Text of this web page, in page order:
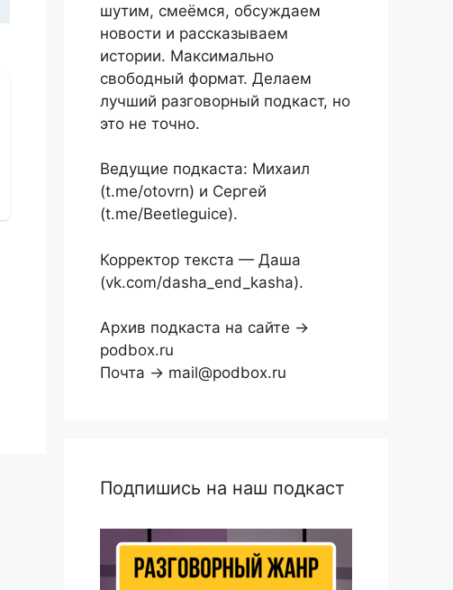
шутим, смеёмся, обсуждаем
новости и рассказываем
истории. Максимально
свободный формат. Делаем
лучший разговорный подкаст, но
это не точно.
Ведущие подкаста: Михаил
(t.me/otovrn) и Сергей
(t.me/Beetleguice).
Корректор текста — Даша
(vk.com/dasha_end_kasha).
Архив подкаста на сайте →
podbox.ru
Почта → mail@podbox.ru
Подпишись на наш подкаст